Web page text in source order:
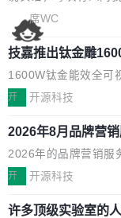
Sider、Copilot for
了，你为什么还要再
问得好。 因为我自己
现有产品的天花板 我
刚开始觉得都挺好——
要。但用久了你会发
东西：一个带网页上
页面的文本，然后把
段回答。仅此而已。
意思。比如我在一个
席WC
技嘉推出钛金雕
源：为发烧级主机
舰供电方案
1600W钛金能效全可
继2026台北电脑展首
电源专为发烧级DIY主
造，整机长度仅16厘
与80PLUS钛金能效
规范，结合服务器级
实时LCD监控屏，可
开 开源科技
2026年8月品牌营
从流量思维到品牌
2026年的品牌营销服
的价值重构。全球全
复合增长率达5.44%,
开 开源科技
许多顶级实验室的